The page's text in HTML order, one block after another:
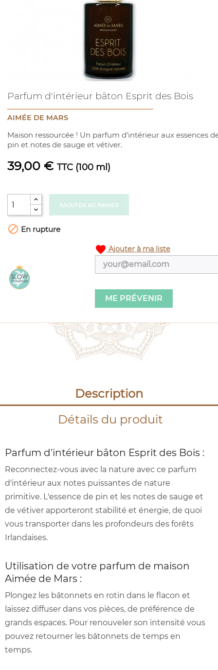
Parfum d'intérieur bâton Esprit des Bois
AIMÉE DE MARS
Maison ressourcée ! Un parfum d'intérieur aux essences
pin et notes de sauge et vétiver.
39,00 € TTC (100 ml)
AJOUTER AU PANIER
 En rupture
favorite Ajouter à ma liste
ME PRÉVENIR
Description
Détails du produit
Parfum d'intérieur bâton Esprit des Bois :
Reconnectez-vous avec la nature avec ce parfum
d'intérieur aux notes puissantes de nature
primitive. L'essence de pin et les notes de sauge et
de vétiver apporteront stabilité et énergie, de quoi
vous transporter dans les profondeurs des forêts
Irlandaises.
Utilisation de votre parfum de maison
Aimée de Mars :
Plongez les bâtonnets en rotin dans le flacon et
laissez diffuser dans vos pièces, de préférence de
grands espaces. Pour renouveler son intensité vous
pouvez retourner les bâtonnets de temps en
temps.